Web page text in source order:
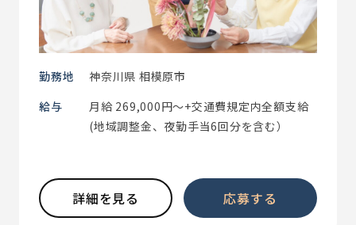
勤務地
神奈川県 相模原市
給与
月給 269,000円～+交通費規定内全額支給
(地域調整金、夜勤手当6回分を含む）
詳細を見る 応募する